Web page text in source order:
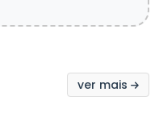
ver mais